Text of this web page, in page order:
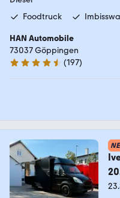
Foodtruck
HAN Automobile
73037 Göppingen
4.7 Sterne
(197)